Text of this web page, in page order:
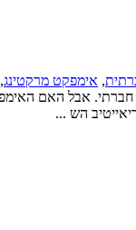
, אימפקט מרקטינג,
הש ...